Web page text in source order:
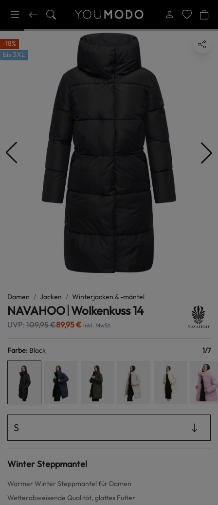
-18%
bis 3XL
Damen Jacken Winterjacken & -mäntel
NAVAHOO Wolkenkuss 14
UVP: 109,95 €89,95 € inkl. MwSt.
Farbe: Black 1/7
S
Winter Steppmantel
Warmer Winter Steppmantel für Damen
Wetterabweisende Qualität, glattes Futter